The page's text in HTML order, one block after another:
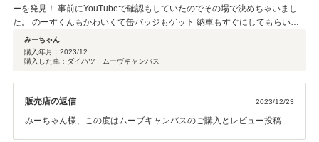
ーを発見！ 事前にYouTubeで確認もしていたのでその場で決めちゃいまし
た。 のーすくんもかわいくて缶バッジもゲット 納車もすぐにしてもらい助
かりました。
みーちゃん
購入年月： 2023/12
購入した車：ダイハツ ムーヴキャンバス
販売店の返信 2023/12/23
みーちゃん様、この度はムーブキャンバスのご購入とレビュー投稿誠